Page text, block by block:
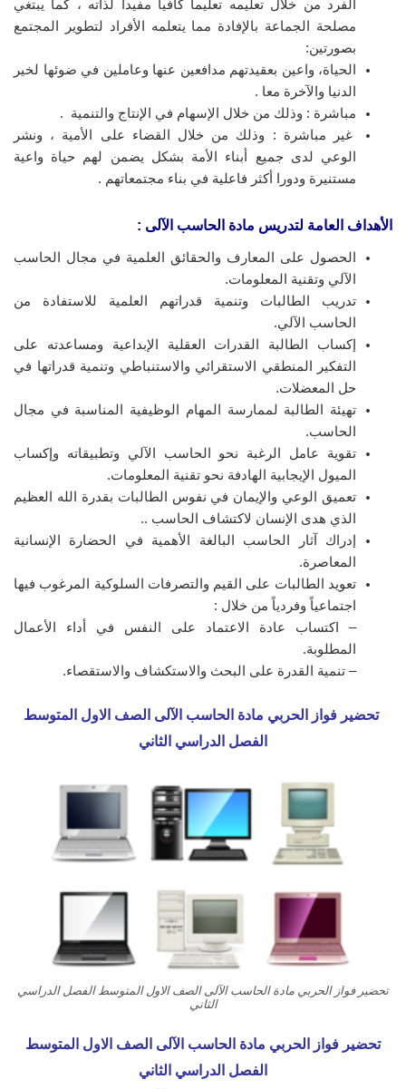
الفرد من خلال تعليمه تعليما كافيا مفيدا لذاته ، كما يبتغي
مصلحة الجماعة بالإفادة مما يتعلمه الأفراد لتطوير المجتمع
بصورتين:
الحياة، واعين بعقيدتهم مدافعين عنها وعاملين في ضوئها لخير
الدنيا والآخرة معا .
مباشرة : وذلك من خلال الإسهام في الإنتاج والتنمية .
غير مباشرة : وذلك من خلال القضاء على الأمية ، ونشر
الوعي لدى جميع أبناء الأمة بشكل يضمن لهم حياة واعية
مستنيرة ودورا أكثر فاعلية في بناء مجتمعاتهم .
الأهداف العامة لتدريس مادة الحاسب الآلى :
الحصول على المعارف والحقائق العلمية في مجال الحاسب
الآلي وتقنية المعلومات.
تدريب الطالبات وتنمية قدراتهم العلمية للاستفادة من
الحاسب الآلي.
إكساب الطالبة القدرات العقلية الإبداعية ومساعدته على
التفكير المنطقي الاستقرائي والاستنباطي وتنمية قدراتها في
حل المعضلات.
تهيئة الطالبة لممارسة المهام الوظيفية المناسبة في مجال
الحاسب.
تقوية عامل الرغبة نحو الحاسب الآلي وتطبيقاته وإكساب
الميول الإيجابية الهادفة نحو تقنية المعلومات.
تعميق الوعي والإيمان في نفوس الطالبات بقدرة الله العظيم
الذي هدى الإنسان لاكتشاف الحاسب ..
إدراك آثار الحاسب البالغة الأهمية في الحضارة الإنسانية
المعاصرة.
تعويد الطالبات على القيم والتصرفات السلوكية المرغوب فيها
اجتماعياً وفردياً من خلال :
– اكتساب عادة الاعتماد على النفس في أداء الأعمال
المطلوبة.
– تنمية القدرة على البحث والاستكشاف والاستقصاء.
تحضير فواز الحربي مادة الحاسب الآلى الصف الاول المتوسط
الفصل الدراسي الثاني
تحضير فواز الحربي مادة الحاسب الآلى الصف الاول المتوسط الفصل الدراسي
الثاني
تحضير فواز الحربي مادة الحاسب الآلى الصف الاول المتوسط
الفصل الدراسي الثاني